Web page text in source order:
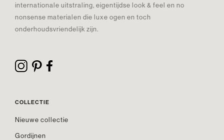
internationale uitstraling, eigentijdse look & feel en no
nonsense materialen die luxe ogen en toch
onderhoudsvriendelijk zijn.
COLLECTIE
Nieuwe collectie
Gordijnen